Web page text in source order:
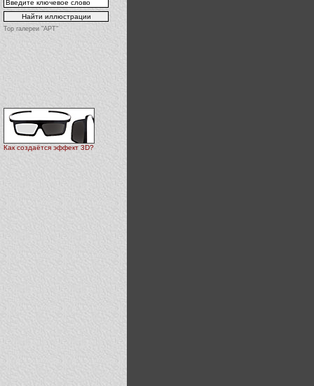
Top галереи "АРТ"
Как создаётся эффект 3D?